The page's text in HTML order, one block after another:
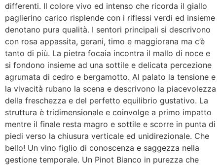
differenti. Il colore vivo ed intenso che ricorda il giallo
paglierino carico risplende con i riflessi verdi ed insieme
denotano pura qualità. I sentori principali si descrivono
con rosa appassita, gerani, timo e maggiorana ma c’è
tanto di più. La pietra focaia incontra il mallo di noce e
si fondono insieme ad una sottile e delicata percezione
agrumata di cedro e bergamotto. Al palato la tensione e
la vivacità rubano la scena e descrivono la piacevolezza
della freschezza e del perfetto equilibrio gustativo. La
struttura è tridimensionale e coinvolge a primo impatto
mentre il finale resta magro e sottile e scorre in punta di
piedi verso la chiusura verticale ed unidirezionale. Che
bello! Un vino figlio di conoscenza e saggezza nella
gestione temporale. Un Pinot Bianco in purezza che